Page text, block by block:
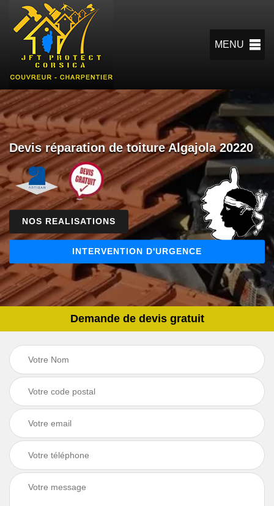
MENU
Devis réparation de toiture Algajola 20220
NOS REALISATIONS
INTERVENTION D'URGENCE
Demande de devis gratuit